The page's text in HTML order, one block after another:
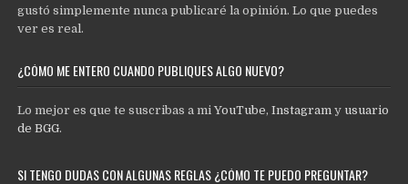
gustó simplemente nunca publicaré la opinión. Lo que puedes
ver es real.
¿CÓMO ME ENTERO CUANDO PUBLIQUES ALGO NUEVO?
Lo mejor es que te suscribas a miYouTube,Instagram y usuario
de BGG.
SI TENGO DUDAS CON ALGUNAS REGLAS ¿CÓMO TE PUEDO PREGUNTAR?